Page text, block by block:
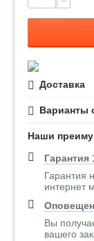
Доставка
Варианты
Наши
Гарантия
Гарантия
интернет
Вы
вашего